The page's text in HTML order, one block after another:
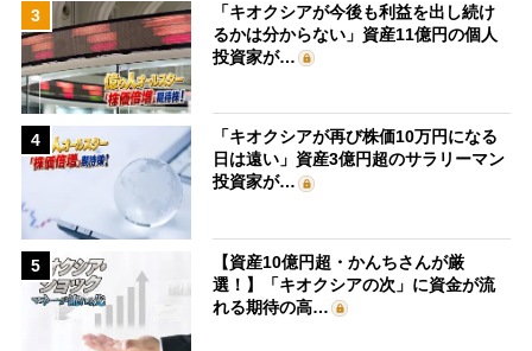
3
「キオクシアが今後も利益を出し続け
るかは分からない」資産11億円の個人
投資家が…
4
「キオクシアが再び株価10万円になる
日は遠い」資産3億円超のサラリーマン
投資家が…
5
【資産10億円超・かんちさんが厳
選！】「キオクシアの次」に資金が流
れる期待の高…